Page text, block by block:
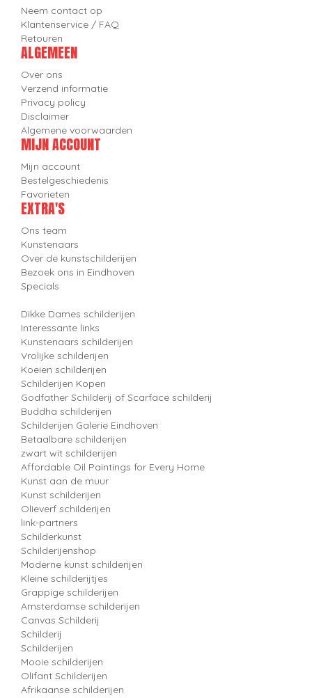
Neem contact op
Klantenservice / FAQ
Retouren
ALGEMEEN
Over ons
Verzend informatie
Privacy policy
Disclaimer
Algemene voorwaarden
MIJN ACCOUNT
Mijn account
Bestelgeschiedenis
Favorieten
EXTRA'S
Ons team
Kunstenaars
Over de kunstschilderijen
Bezoek ons in Eindhoven
Specials
Dikke Dames schilderijen
Interessante links
Kunstenaars schilderijen
Vrolijke schilderijen
Koeien schilderijen
Schilderijen Kopen
Godfather Schilderij of Scarface schilderij
Buddha schilderijen
Schilderijen Galerie Eindhoven
Betaalbare schilderijen
zwart wit schilderijen
Affordable Oil Paintings for Every Home
Kunst aan de muur
Kunst schilderijen
Olieverf schilderijen
link-partners
Schilderkunst
Schilderijenshop
Moderne kunst schilderijen
Kleine schilderijtjes
Grappige schilderijen
Amsterdamse schilderijen
Canvas Schilderij
Schilderij
Schilderijen
Mooie schilderijen
Olifant Schilderijen
Afrikaanse schilderijen